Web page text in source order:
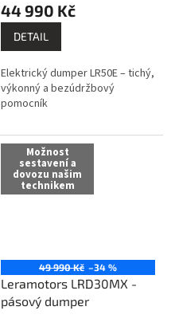
44 990 Kč
DETAIL
Elektrický dumper LR50E – tichý,
výkonný a bezúdržbový
pomocník
Možnost
sestavení a
dovozu našim
technikem
49 990 Kč –34 %
Leramotors LRD30MX -
pásový dumper